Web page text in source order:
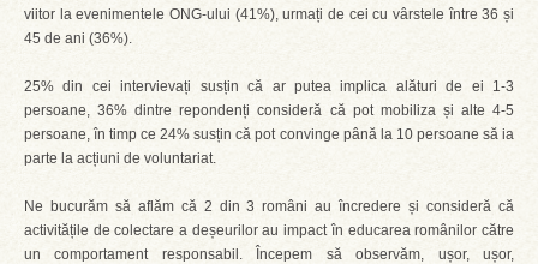
viitor la evenimentele ONG-ului (41%), urmați de cei cu vârstele între 36 și
45 de ani (36%).
25% din cei intervievați susțin că ar putea implica alături de ei 1-3
persoane, 36% dintre repondenți consideră că pot mobiliza și alte 4-5
persoane, în timp ce 24% susțin că pot convinge până la 10 persoane să ia
parte la acțiuni de voluntariat.
Ne bucurăm să aflăm că 2 din 3 români au încredere și consideră că
activitățile de colectare a deșeurilor au impact în educarea românilor către
un comportament responsabil. Începem să observăm, ușor, ușor,